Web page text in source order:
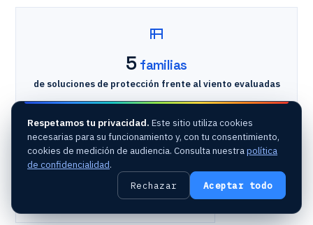
5 familias
de soluciones de protección frente al viento evaluadas
Cliente PSG Poissy · centro de entrenamiento
in situ
Respetamos tu privacidad. Este sitio utiliza cookies
necesarias para su funcionamiento y, con tu consentimiento,
cookies de medición de audiencia. Consulta nuestrapolítica
de confidencialidad.
Rechazar Aceptar todo